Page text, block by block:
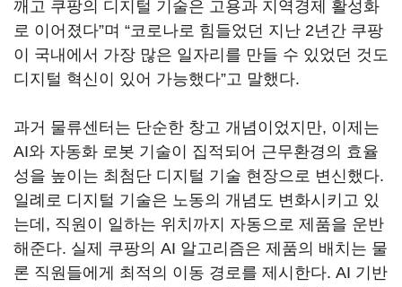
깨고 쿠팡의 디지털 기술은 고용과 지역경제 활성화
로 이어졌다”며 “코로나로 힘들었던 지난 2년간 쿠팡
이 국내에서 가장 많은 일자리를 만들 수 있었던 것도
디지털 혁신이 있어 가능했다”고 말했다.
과거 물류센터는 단순한 창고 개념이었지만, 이제는
AI와 자동화 로봇 기술이 집적되어 근무환경의 효율
성을 높이는 최첨단 디지털 기술 현장으로 변신했다.
일례로 디지털 기술은 노동의 개념도 변화시키고 있
는데, 직원이 일하는 위치까지 자동으로 제품을 운반
해준다. 실제 쿠팡의 AI 알고리즘은 제품의 배치는 물
론 직원들에게 최적의 이동 경로를 제시한다. AI 기반